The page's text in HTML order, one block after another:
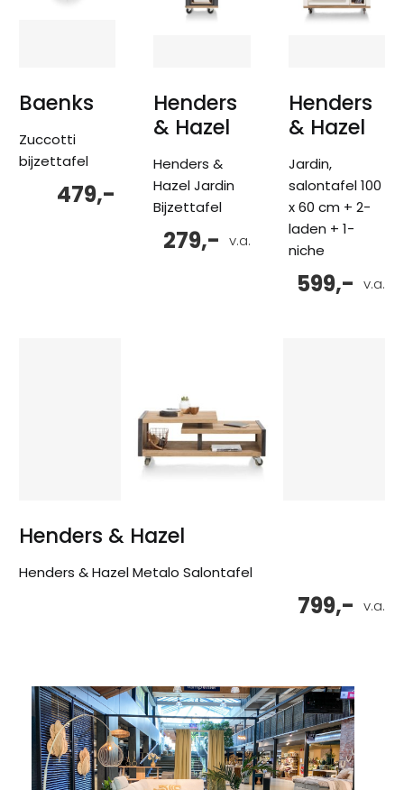
Baenks
Zuccotti
bijzettafel
479,-
Henders
& Hazel
Henders &
Hazel Jardin
Bijzettafel
v.a.
279,-
Henders
& Hazel
Jardin,
salontafel 100
x 60 cm + 2-
laden + 1-
niche
v.a.
599,-
Henders & Hazel
Henders & Hazel Metalo Salontafel
v.a.
799,-